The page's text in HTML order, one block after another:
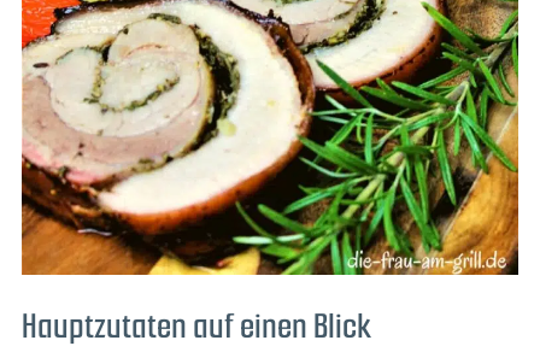
Hauptzutaten auf einen Blick